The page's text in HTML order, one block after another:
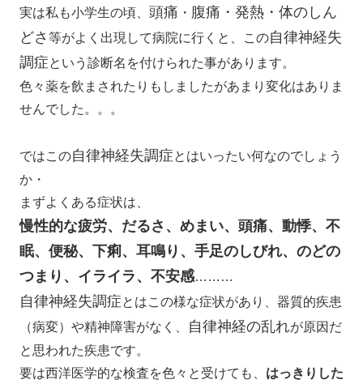
実は私も小学生の頃、 頭痛 ・ 腹痛・発熱・体のしん
どさ 等がよく出現して病院に行くと、この自律神経失
調症という診断名を付けられた事があります。
色々薬を飲まされたりもしましたがあまり変化はありま
せんでした。。。
ではこの自律神経失調症とはいったい何なのでしょう
か・
まずよくある症状は、
慢性的な疲労、だるさ、めまい、頭痛、動悸、不
眠、便秘、下痢、耳鳴り、手足のしびれ、のどの
つまり、イライラ、不安感………
自律神経失調症とはこの様な症状があり、器質的疾患
（病変）や精神障害がなく、
自律神経の乱れが原因だ
と思われた疾患です。
要は西洋医学的な検査を色々と受けても、 はっきりした